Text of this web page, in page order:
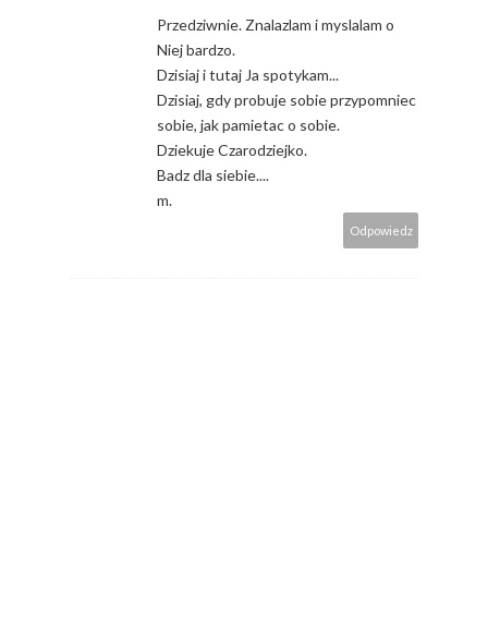
Przedziwnie. Znalazlam i myslalam o
Niej bardzo.
Dzisiaj i tutaj Ja spotykam...
Dzisiaj, gdy probuje sobie przypomniec
sobie, jak pamietac o sobie.
Dziekuje Czarodziejko.
Badz dla siebie....
m.
Odpowiedz